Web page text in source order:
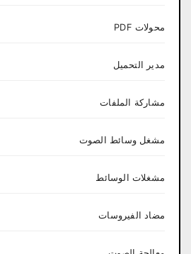
محولات PDF
مدير التحميل
مشاركة الملفات
مشغل وسائط الصوت
مشغلات الوسائط
مضاد الفيروسات